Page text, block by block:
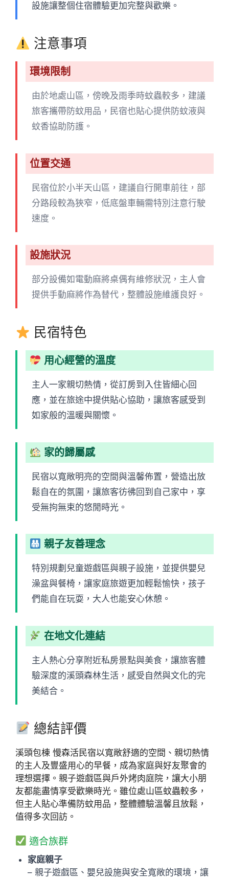
設施讓整個住宿體驗更加完整與歡樂。
注意事項
環境限制
由於地處山區，傍晚及雨季時蚊蟲較多，建議
旅客攜帶防蚊用品，民宿也貼心提供防蚊液與
蚊香協助防護。
位置交通
民宿位於小半天山區，建議自行開車前往，部
分路段較為狹窄，低底盤車輛需特別注意行駛
速度。
設施狀況
部分設備如電動麻將桌偶有維修狀況，主人會
提供手動麻將作為替代，整體設施維護良好。
民宿特色
用心經營的溫度
主人一家親切熱情，從訂房到入住皆細心回
應，並在旅途中提供貼心協助，讓旅客感受到
如家般的溫暖與關懷。
家的歸屬感
民宿以寬敞明亮的空間與溫馨佈置，營造出放
鬆自在的氛圍，讓旅客彷彿回到自己家中，享
受無拘無束的悠閒時光。
親子友善理念
特別規劃兒童遊戲區與親子設施，並提供嬰兒
澡盆與餐椅，讓家庭旅遊更加輕鬆愉快，孩子
們能自在玩耍，大人也能安心休憩。
在地文化連結
主人熱心分享附近私房景點與美食，讓旅客體
驗深度的溪頭森林生活，感受自然與文化的完
美結合。
總結評價
溪頭包棟 慢森活民宿以寬敞舒適的空間、親切熱情
的主人及豐盛用心的早餐，成為家庭與好友聚會的
理想選擇。親子遊戲區與戶外烤肉庭院，讓大小朋
友都能盡情享受歡樂時光。雖位處山區蚊蟲較多，
但主人貼心準備防蚊用品，整體體驗溫馨且放鬆，
值得多次回訪。
適合族群
家庭親子
– 親子遊戲區、嬰兒設施與安全寬敞的環境，讓